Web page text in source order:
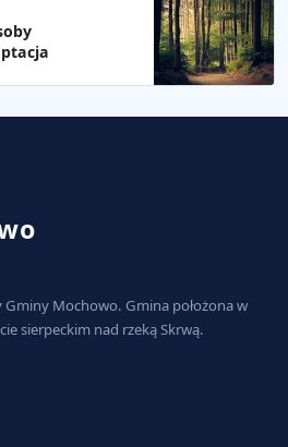
Mochowo. Gmina położona w
sierpeckim nad rzeką Skrwą.